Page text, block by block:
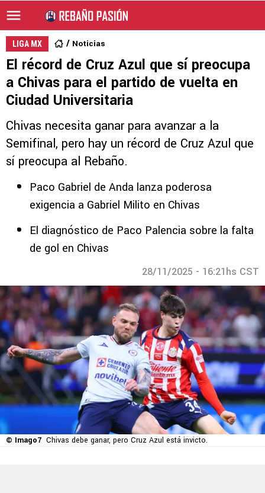
LIGA MX Noticias
El récord de Cruz Azul que sí preocupa
a Chivas para el partido de vuelta en
Ciudad Universitaria
Chivas necesita ganar para avanzar a la
Semifinal, pero hay un récord de Cruz Azul que
sí preocupa al Rebaño.
Paco Gabriel de Anda lanza poderosa
exigencia a Gabriel Milito en Chivas
El diagnóstico de Paco Palencia sobre la falta
de gol en Chivas
28/11/2025 - 16:21hs CST
© Imago7 Chivas debe ganar, pero Cruz Azul está invicto.